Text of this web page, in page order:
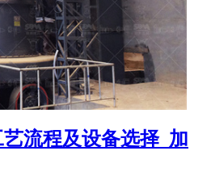
流程及设备选择_加